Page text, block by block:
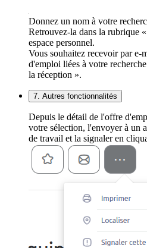
Donnez un nom à votre
Retrouvez-la dans la rubrique
espace personnel.
Vous souhaitez recevoir par e-
d'emploi liées à votre
la réception ».
7. Autres fonctionnalités
Depuis le détail de l'offre
votre sélection, l'envoyer à un
de travail et la signaler en